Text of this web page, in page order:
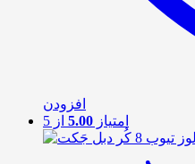
افزودن
امتیاز 5.00 از 5